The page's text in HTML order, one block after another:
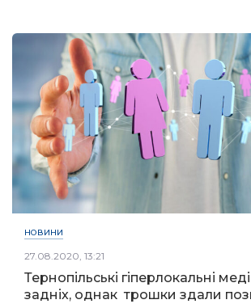
НОВИНИ
27.08.2020, 13:21
Тернопільські гіперлокальні
задніх, однак трошки здали